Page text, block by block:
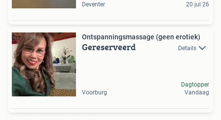
Deventer 20 jul 26
Ontspanningsmassage (geen erotiek)
Gereserveerd Details
Voorburg
Dagtopper
Vandaag